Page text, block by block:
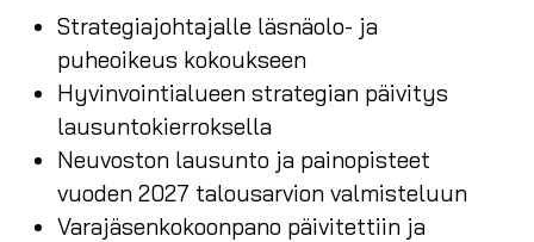
Strategiajohtajalle läsnäolo- ja
puheoikeus kokoukseen
Hyvinvointialueen strategian päivitys
lausuntokierroksella
Neuvoston lausunto ja painopisteet
vuoden 2027 talousarvion valmisteluun
Varajäsenkokoonpano päivitettiin ja